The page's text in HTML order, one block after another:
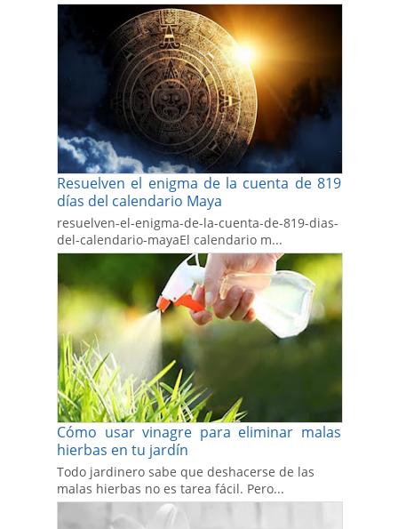
Resuelven el enigma de la cuenta de 819
días del calendario Maya
resuelven-el-enigma-de-la-cuenta-de-819-dias-
del-calendario-mayaEl calendario m...
Cómo usar vinagre para eliminar malas
hierbas en tu jardín
Todo jardinero sabe que deshacerse de las
malas hierbas no es tarea fácil. Pero...